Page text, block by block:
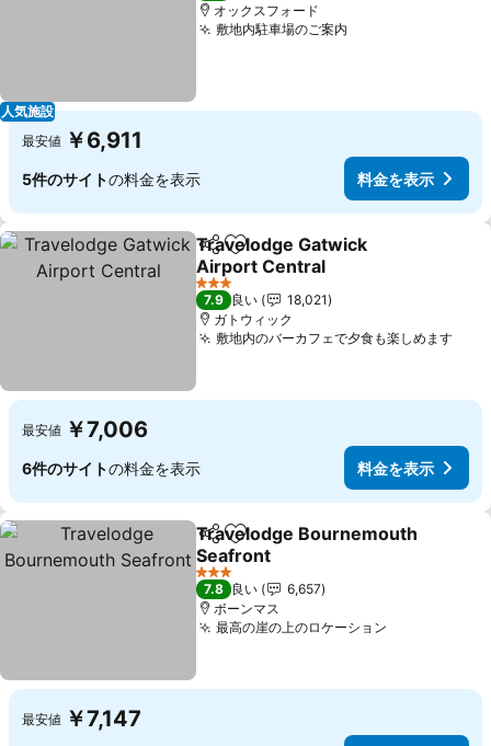
人気施設
オックスフォード
敷地内駐車場のご案内
最安値 ￥6,911
5件のサイトの料金を表示 料金を表示
シェアお気に入りに追加
Travelodge Gatwick
Airport Central
料金を表示
3 ホテルのランク
7.9 良い
18,021
ガトウィック
敷地内のバーカフェで夕食も楽しめます料金
最安値 ￥7,006
6件のサイトの料金を表示 料金を表示
シェアお気に入りに追加
Travelodge Bournemouth
Seafront
料金を表示
3 ホテルのランク
7.8 良い
6,657
ボーンマス
最高の崖の上のロケーション
最安値 ￥7,147